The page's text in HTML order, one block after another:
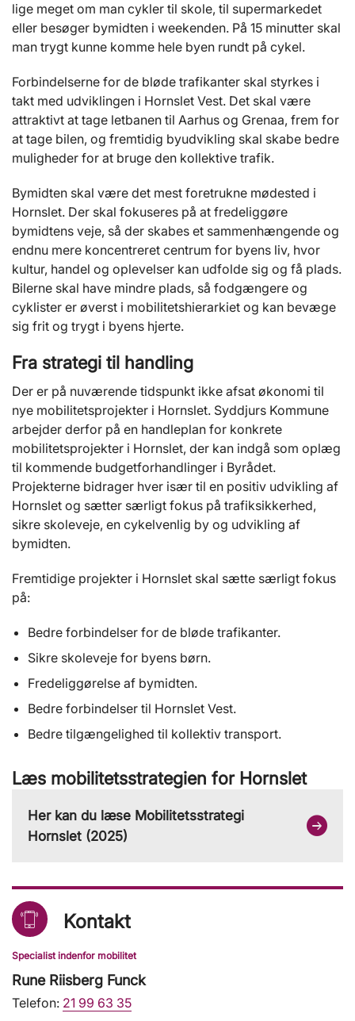
lige meget om man cykler til skole, til supermarkedet
eller besøger bymidten i weekenden. På 15 minutter skal
man trygt kunne komme hele byen rundt på cykel.
Forbindelserne for de bløde trafikanter skal styrkes i
takt med udviklingen i Hornslet Vest. Det skal være
attraktivt at tage letbanen til Aarhus og Grenaa, frem for
at tage bilen, og fremtidig byudvikling skal skabe bedre
muligheder for at bruge den kollektive trafik.
Bymidten skal være det mest foretrukne mødested i
Hornslet. Der skal fokuseres på at fredeliggøre
bymidtens veje, så der skabes et sammenhængende og
endnu mere koncentreret centrum for byens liv, hvor
kultur, handel og oplevelser kan udfolde sig og få plads.
Bilerne skal have mindre plads, så fodgængere og
cyklister er øverst i mobilitetshierarkiet og kan bevæge
sig frit og trygt i byens hjerte.
Fra strategi til handling
Der er på nuværende tidspunkt ikke afsat økonomi til
nye mobilitetsprojekter i Hornslet. Syddjurs Kommune
arbejder derfor på en handleplan for konkrete
mobilitetsprojekter i Hornslet, der kan indgå som oplæg
til kommende budgetforhandlinger i Byrådet.
Projekterne bidrager hver især til en positiv udvikling af
Hornslet og sætter særligt fokus på trafiksikkerhed,
sikre skoleveje, en cykelvenlig by og udvikling af
bymidten.
Fremtidige projekter i Hornslet skal sætte særligt fokus
på:
Bedre forbindelser for de bløde trafikanter.
Sikre skoleveje for byens børn.
Fredeliggørelse af bymidten.
Bedre forbindelser til Hornslet Vest.
Bedre tilgængelighed til kollektiv transport.
Læs mobilitetsstrategien for Hornslet
Her kan du læse Mobilitetsstrategi
Hornslet (2025)
Kontakt
Specialist indenfor mobilitet
Rune Riisberg Funck
Telefon: 21 99 63 35